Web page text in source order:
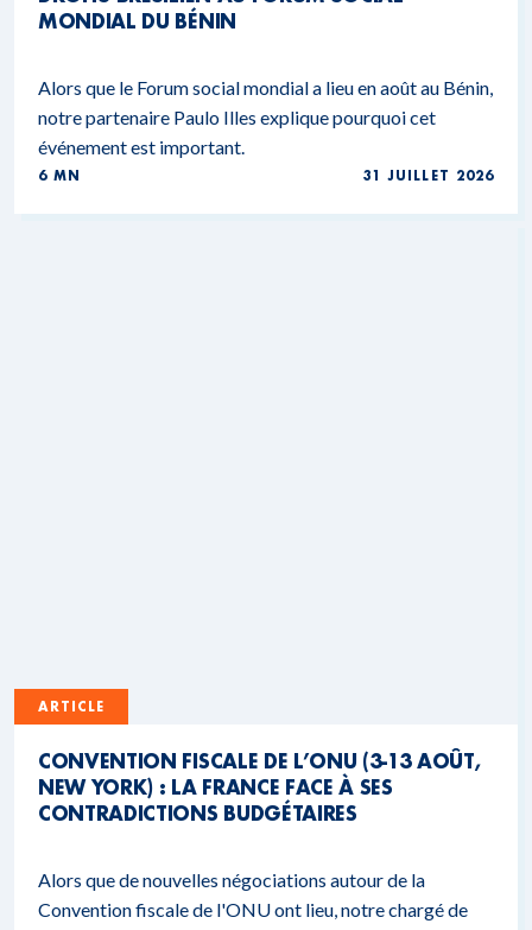
MONDIAL DU BÉNIN
Alors que le Forum social mondial a lieu en août au Bénin,
notre partenaire Paulo Illes explique pourquoi cet
événement est important.
6 MN 31 JUILLET 2026
ARTICLE
CONVENTION FISCALE DE L’ONU (3-13 AOÛT,
NEW YORK) : LA FRANCE FACE À SES
CONTRADICTIONS BUDGÉTAIRES
Alors que de nouvelles négociations autour de la
Convention fiscale de l'ONU ont lieu, notre chargé de